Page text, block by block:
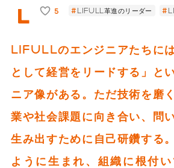
5 LIFULL革進のリーダー
LIFULLのエンジニアたちに
として経営をリードする」と
ニア像がある。ただ技術を磨
業や社会課題に向き合い、問
生み出すために自己研鑽する
ように生まれ、組織に根付